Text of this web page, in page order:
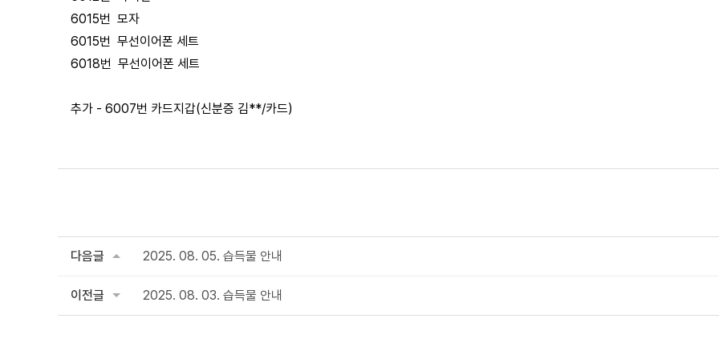
6015번 모자
6015번 무선이어폰 세트
6018번 무선이어폰 세트
추가 - 6007번 카드지갑(신분증 김**/카드)
다음글 2025. 08. 05. 습득물 안내
이전글 2025. 08. 03. 습득물 안내